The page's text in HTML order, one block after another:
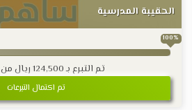
الحقيبة المدرسية
100%
تم التبرع بـ124,500 ريال من
تم اكتمال التبرعات